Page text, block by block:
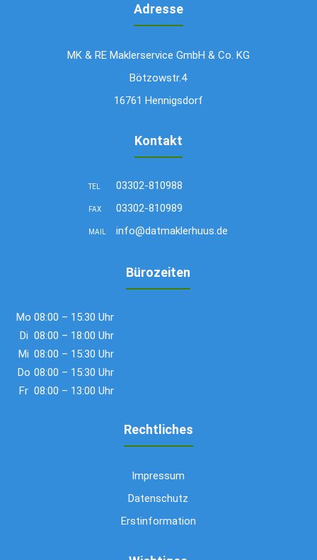
Adresse
MK & RE Maklerservice GmbH & Co. KG
Bötzowstr.4
16761 Hennigsdorf
Kontakt
TEL 03302-810988
FAX 03302-810989
MAIL info@datmaklerhuus.de
Bürozeiten
Mo 08:00 – 15:30 Uhr
Di 08:00 – 18:00 Uhr
Mi 08:00 – 15:30 Uhr
Do 08:00 – 15:30 Uhr
Fr 08:00 – 13:00 Uhr
Rechtliches
Impressum
Datenschutz
Erstinformation